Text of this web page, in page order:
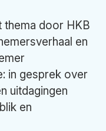
thema door HKB
en
in gesprek over
uitdagingen
en